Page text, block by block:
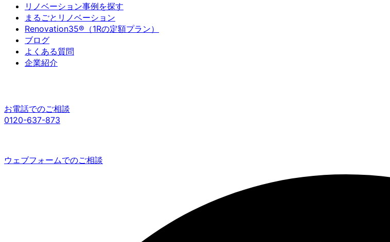
リノベーション事例を探す
まるごとリノベーション
Renovation35®（1Rの定額プラン）
ブログ
よくある質問
企業紹介
お電話でのご相談
0120-637-873
ウェブフォームでのご相談